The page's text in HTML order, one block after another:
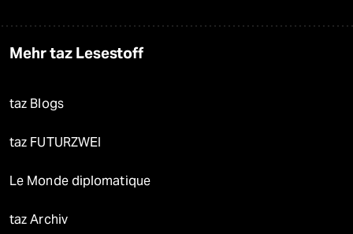
Mehr taz Lesestoff
taz Blogs
taz FUTURZWEI
Le Monde diplomatique
taz Archiv